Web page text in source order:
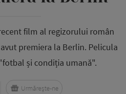
film al regizorului român
premiera la Berlin. Pelicula
și condiția umană".
Urmărește-ne